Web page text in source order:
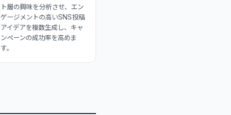
ト層の興味を分析させ、エン
ゲージメントの高いSNS投稿
アイデアを複数生成し、キャ
ンペーンの成功率を高めま
す。